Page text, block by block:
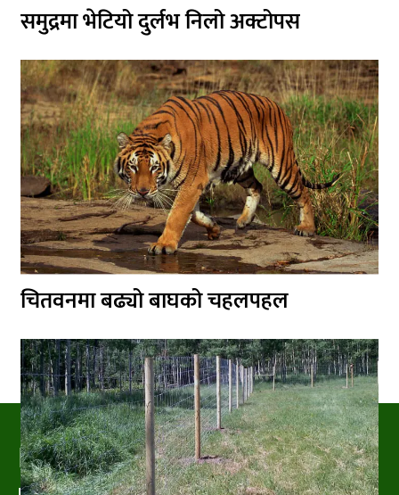
समुद्रमा भेटियो दुर्लभ निलो अक्टोपस
चितवनमा बढ्यो बाघको चहलपहल
PRAKRITIPRESS